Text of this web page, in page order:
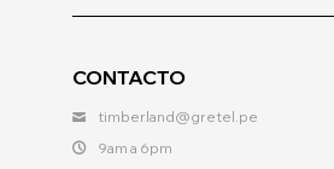
CONTACTO
timberland@gretel.pe
9am a 6pm